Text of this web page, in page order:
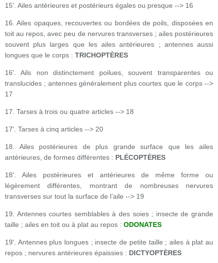
15'. Ailes antérieures et postérieurs égales ou presque --> 16
16. Ailes opaques, recouvertes ou bordées de poils, disposées en
toit au repos, avec peu de nervures transverses ; ailes postérieures
souvent plus larges que les ailes antérieures ; antennes aussi
longues que le corps : TRICHOPTÈRES
16'. Ails non distinctement poilues, souvent transparentes ou
translucides ; antennes généralement plus courtes que le corps -->
17
17. Tarses à trois ou quatre articles --> 18
17'. Tarses à cinq articles --> 20
18. Ailes postérieures de plus grande surface que les ailes
antérieures, de formes différentes : PLÉCOPTÈRES
18'. Ailes postérieures et antérieures de même forme ou
légèrement différentes, montrant de nombreuses nervures
transverses sur tout la surface de l’aile --> 19
19. Antennes courtes semblables à des soies ; insecte de grande
taille ; ailes en toit ou à plat au repos : ODONATES
19'. Antennes plus longues ; insecte de petite taille ; ailes à plat au
repos ; nervures antérieures épaissies : DICTYOPTÈRES